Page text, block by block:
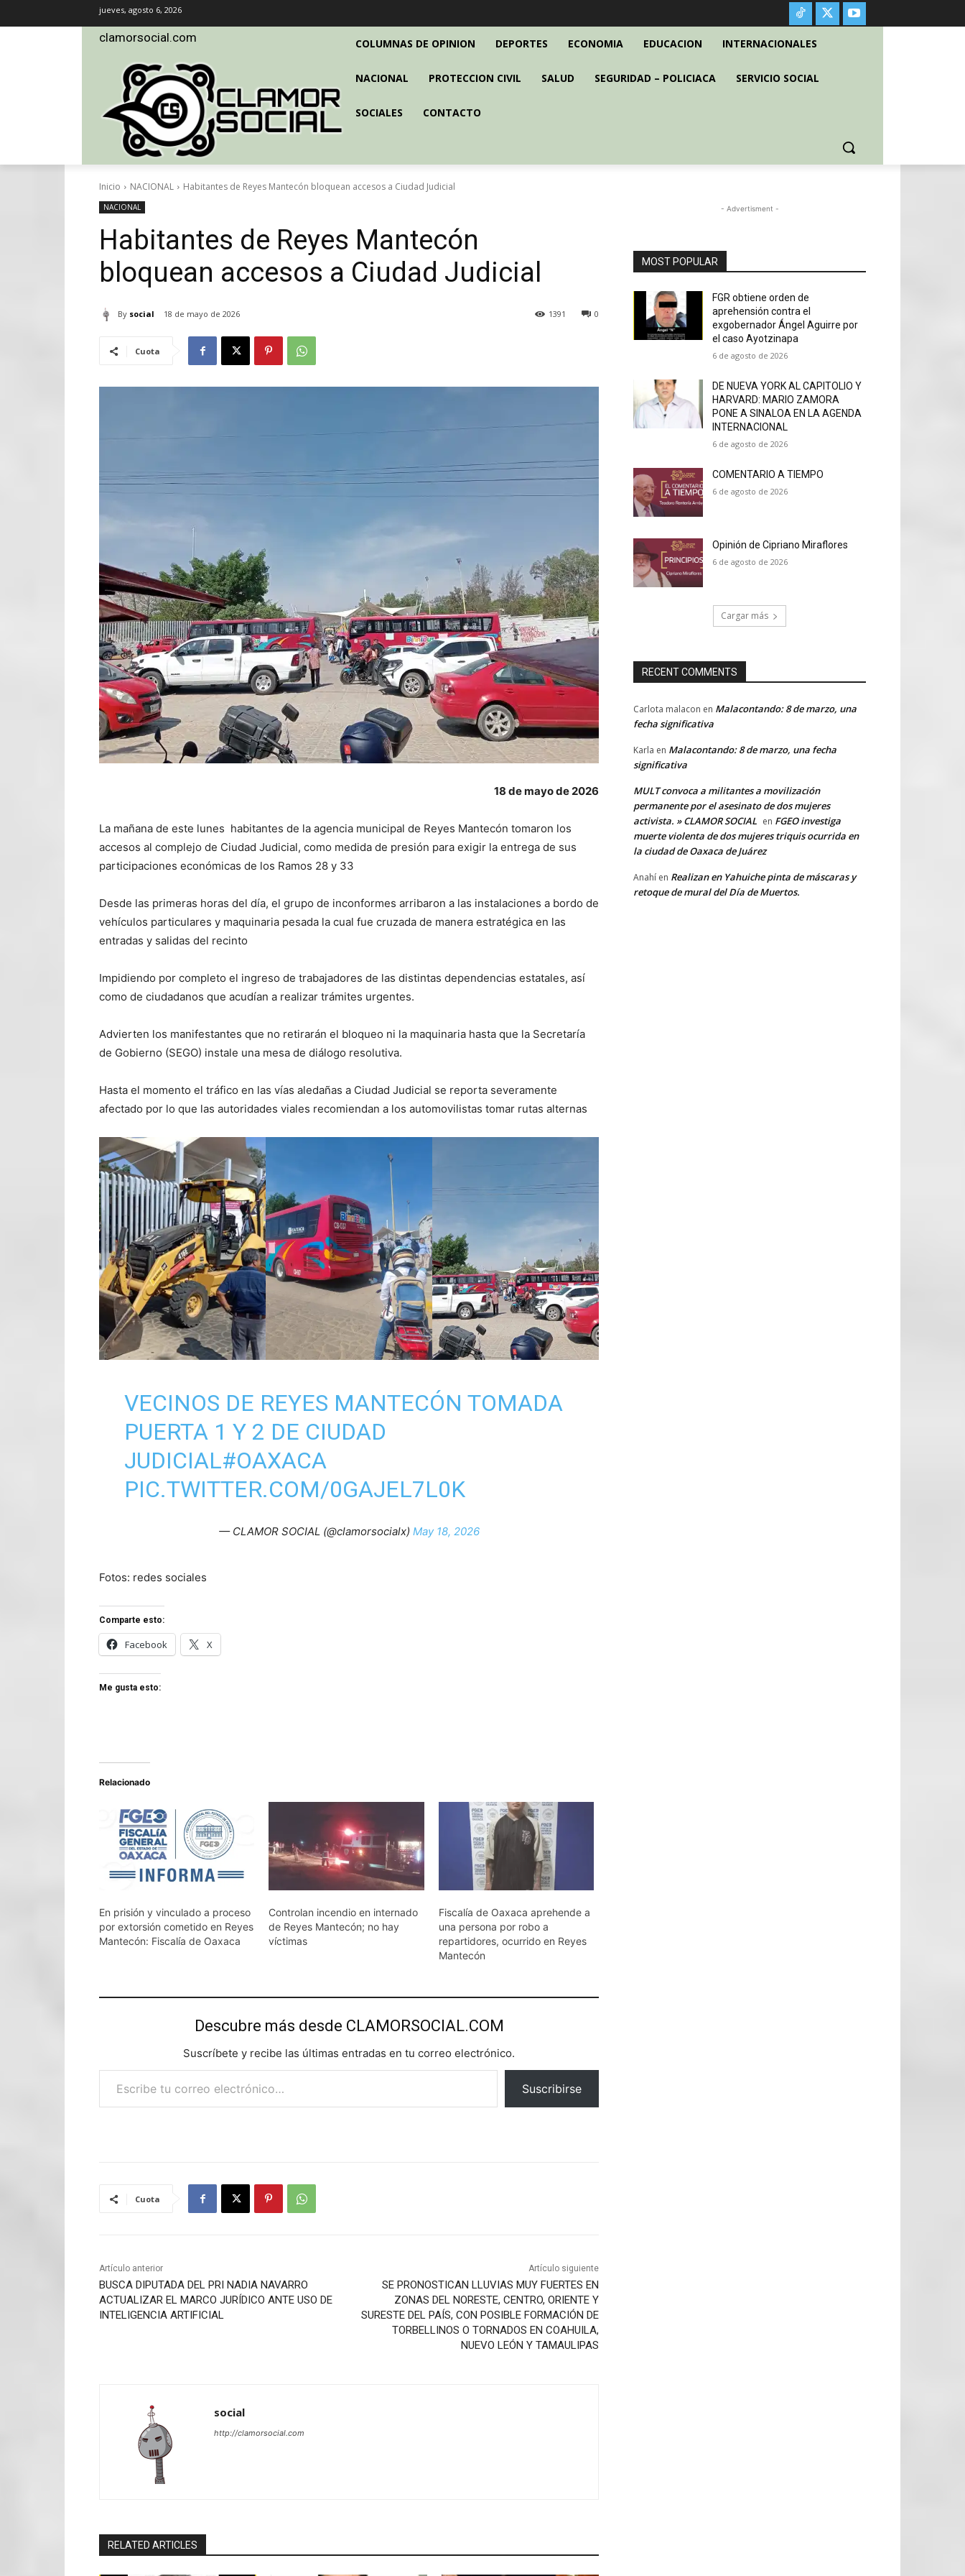
jueves, agosto 6, 2026
clamorsocial.com COLUMNAS DE OPINION DEPORTES ECONOMIA EDUCACION INTERNACIONALES
NACIONAL PROTECCION CIVIL SALUD SEGURIDAD – POLICIACA SERVICIO SOCIAL
SOCIALES CONTACTO
Inicio NACIONAL Habitantes de Reyes Mantecón bloquean accesos a Ciudad Judicial
NACIONAL
Habitantes de Reyes Mantecón
bloquean accesos a Ciudad Judicial
By social 18 de mayo de 2026 0
1391
Cuota
18 de mayo de 2026
La mañana de este lunes habitantes de la agencia municipal de Reyes Mantecón tomaron los
accesos al complejo de Ciudad Judicial, como medida de presión para exigir la entrega de sus
participaciones económicas de los Ramos 28 y 33
Desde las primeras horas del día, el grupo de inconformes arribaron a las instalaciones a bordo de
vehículos particulares y maquinaria pesada la cual fue cruzada de manera estratégica en las
entradas y salidas del recinto
Impidiendo por completo el ingreso de trabajadores de las distintas dependencias estatales, así
como de ciudadanos que acudían a realizar trámites urgentes.
Advierten los manifestantes que no retirarán el bloqueo ni la maquinaria hasta que la Secretaría
de Gobierno (SEGO) instale una mesa de diálogo resolutiva.
Hasta el momento el tráfico en las vías aledañas a Ciudad Judicial se reporta severamente
afectado por lo que las autoridades viales recomiendan a los automovilistas tomar rutas alternas
VECINOS DE REYES MANTECÓN TOMADA
PUERTA 1 Y 2 DE CIUDAD
JUDICIAL#OAXACA
PIC.TWITTER.COM/0GAJEL7L0K
— CLAMOR SOCIAL (@clamorsocialx) May 18, 2026
Fotos: redes sociales
Comparte esto:
Facebook X
Me gusta esto:
Relacionado
En prisión y vinculado a proceso
por extorsión cometido en Reyes
Mantecón: Fiscalía de Oaxaca
Controlan incendio en internado
de Reyes Mantecón; no hay
víctimas
Fiscalía de Oaxaca aprehende a
una persona por robo a
repartidores, ocurrido en Reyes
Mantecón
Descubre más desde CLAMORSOCIAL.COM
Suscríbete y recibe las últimas entradas en tu correo electrónico.
Escribe tu correo electrónico…
Suscribirse
Cuota
Artículo anterior
BUSCA DIPUTADA DEL PRI NADIA NAVARRO
ACTUALIZAR EL MARCO JURÍDICO ANTE USO DE
INTELIGENCIA ARTIFICIAL
Artículo siguiente
SE PRONOSTICAN LLUVIAS MUY FUERTES EN
ZONAS DEL NORESTE, CENTRO, ORIENTE Y
SURESTE DEL PAÍS, CON POSIBLE FORMACIÓN DE
TORBELLINOS O TORNADOS EN COAHUILA,
NUEVO LEÓN Y TAMAULIPAS
social
http://clamorsocial.com
RELATED ARTICLES
- Advertisment -
MOST POPULAR
FGR obtiene orden de
aprehensión contra el
exgobernador Ángel Aguirre por
el caso Ayotzinapa
6 de agosto de 2026
DE NUEVA YORK AL CAPITOLIO Y
HARVARD: MARIO ZAMORA
PONE A SINALOA EN LA AGENDA
INTERNACIONAL
6 de agosto de 2026
COMENTARIO A TIEMPO
6 de agosto de 2026
Opinión de Cipriano Miraflores
6 de agosto de 2026
Cargar más
RECENT COMMENTS
Carlota malacon en Malacontando: 8 de marzo, una
fecha significativa
Karla en Malacontando: 8 de marzo, una fecha
significativa
MULT convoca a militantes a movilización
permanente por el asesinato de dos mujeres
activista. » CLAMOR SOCIAL en FGEO investiga
muerte violenta de dos mujeres triquis ocurrida en
la ciudad de Oaxaca de Juárez
Anahí en Realizan en Yahuiche pinta de máscaras y
retoque de mural del Día de Muertos.